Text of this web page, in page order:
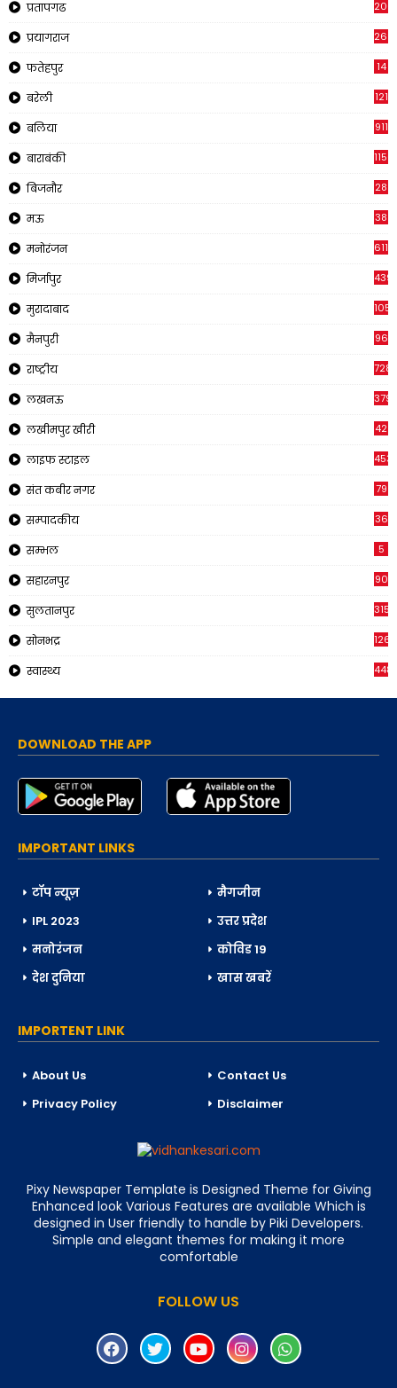
प्रतापगढ
प्रयागराज 269
फतेहपुर 14
बरेली 121
बलिया 911
बाराबंकी 1150
बिजनौर 28
मऊ 38
मनोरंजन 611
मिर्जापुर 439
मुरादाबाद 1054
मैनपुरी 96
राष्ट्रीय 7285
लखनऊ 3793
लखीमपुर खीरी 42
लाइफ स्टाइल 453
संत कबीर नगर 79
सम्पादकीय 36
सम्भल 5
सहारनपुर 90
सुलतानपुर 315
सोनभद्र 1266
स्वास्थ्य 448
DOWNLOAD THE APP
IMPORTANT LINKS
टॉप न्यूज़
मैगजीन
IPL 2023
उत्तर प्रदेश
मनोरंजन
कोविड 19
देश दुनिया
खास खबरें
IMPORTENT LINK
About Us
Contact Us
Privacy Policy
Disclaimer
Pixy Newspaper Template is Designed Theme for Giving
Enhanced look Various Features are available Which is
designed in User friendly to handle by Piki Developers.
Simple and elegant themes for making it more
comfortable
FOLLOW US